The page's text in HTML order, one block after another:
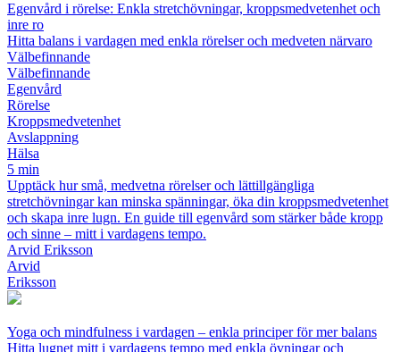
Egenvård i rörelse: Enkla stretchövningar, kroppsmedvetenhet och
inre ro
Hitta balans i vardagen med enkla rörelser och medveten närvaro
Välbefinnande
Välbefinnande
Egenvård
Rörelse
Kroppsmedvetenhet
Avslappning
Hälsa
5 min
Upptäck hur små, medvetna rörelser och lättillgängliga
stretchövningar kan minska spänningar, öka din kroppsmedvetenhet
och skapa inre lugn. En guide till egenvård som stärker både kropp
och sinne – mitt i vardagens tempo.
Arvid Eriksson
Arvid
Eriksson
Yoga och mindfulness i vardagen – enkla principer för mer balans
Hitta lugnet mitt i vardagens tempo med enkla övningar och